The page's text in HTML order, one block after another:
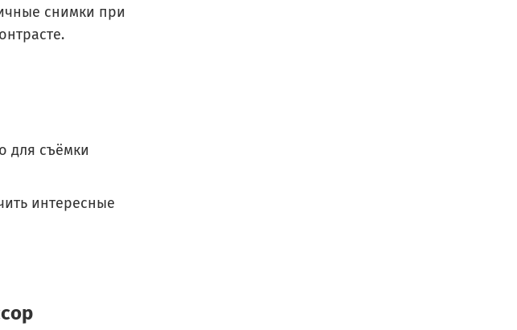
снимки при
для съёмки
интересные